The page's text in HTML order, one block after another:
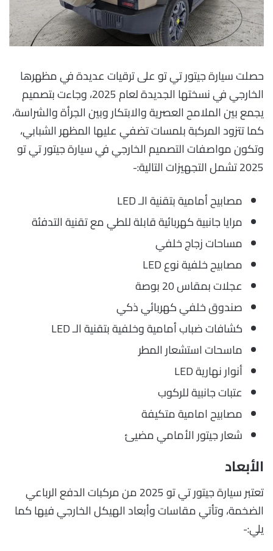
حصلت سيارة جيتور تي تو على ترقيات عديدة في مظهرها
الخارجي في نسختها الجديدة لعام 2025، وجاءت بتصميم
يجمع بين الملامح العصرية والابتكار وبين الجرأة والشراسة،
كما تتزود المركبة بلمسات تضفي عليها المظهر الشبابي،
وتكون مواصفات التصميم الخارجي في سيارة جيتور تي تو
2025 تشمل التجهيزات التالية:-
مصابيح أمامية بتقنية الـ LED
مرايا جانبية كهربائية قابلة للطي مع تقنية التدفئة
مساحات زجاج خلفي
مصابيح خلفية نوع LED
عجلات بمقاس 20 بوصة
صندوق خلفي كهربائي ذكي
كشافات ضباب أمامية وخلفية بتقنية الـ LED
ماسحات استشعار المطر
أنوار نهارية LED
عتبات جانبية للركوب
مصابيح امامية متكيفة
شعار جيتور الأمامي مضيئ
الأبعاد
تعتبر سيارة جيتور تي تو 2025 من مركبات الدفع الرباعي
الضخمة، وتأتي مقاسات وأبعاد الهيكل الخارجي فيها كما
يلي:-